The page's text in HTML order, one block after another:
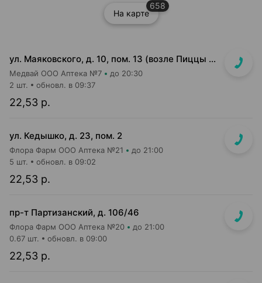
На карте
658
ул. Маяковского, д. 10, пом. 13 (возле Пиццы Мании)
Медвай ООО Аптека №7 до 20:30
22,53 р.
2 шт. обновл. в 09:37
ул. Кедышко, д. 23, пом. 2
Флора Фарм ООО Аптека №21 до 21:00
22,53 р.
5 шт. обновл. в 09:02
пр-т Партизанский, д. 106/46
Флора Фарм ООО Аптека №20 до 21:00
22,53 р.
0.67 шт. обновл. в 09:00